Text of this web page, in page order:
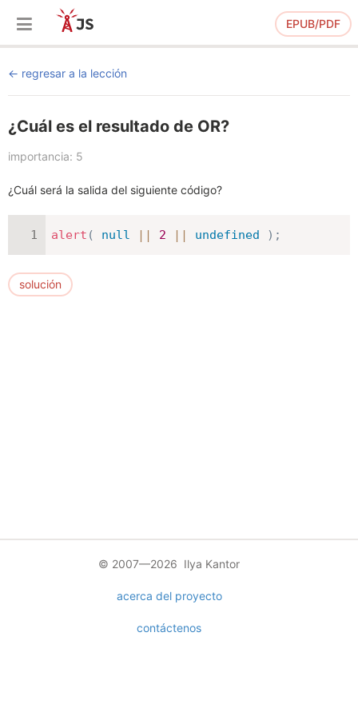
EPUB/PDF
regresar a la lección
¿Cuál es el resultado de OR?
importancia: 5
¿Cuál será la salida del siguiente código?
alert ( null || 2 || undefined ) ;
solución
© 2007—2026 Ilya Kantor
acerca del proyecto
contáctenos